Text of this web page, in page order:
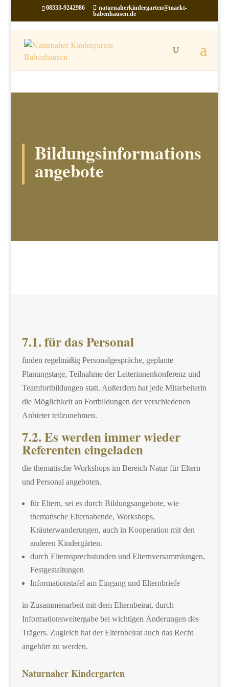
08333-9242986
naturnaherkindergarten@markt-
babenhausen.de
Bildungsinformations
angebote
7.1. für das Personal
finden regelmäßig Personalgespräche, geplante
Planungstage, Teilnahme der Leiterinnenkonferenz und
Teamfortbildungen statt. Außerdem hat jede Mitarbeiterin
die Möglichkeit an Fortbildungen der verschiedenen
Anbieter teilzunehmen.
7.2. Es werden immer wieder
Referenten eingeladen
die thematische Workshops im Bereich Natur für Eltern
und Personal angeboten.
für Eltern, sei es durch Bildungsangebote, wie
thematische Elternabende, Workshops,
Kräuterwanderungen, auch in Kooperation mit den
anderen Kindergärten.
durch Elternsprechstunden und Elternversammlungen,
Festgestaltungen
Informationstafel am Eingang und Elternbriefe
in Zusammenarbeit mit dem Elternbeirat, durch
Informationsweitergabe bei wichtigen Änderungen des
Trägers. Zugleich hat der Elternbeirat auch das Recht
angehört zu werden.
Naturnaher Kindergarten